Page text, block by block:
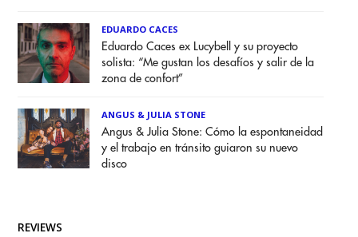
EDUARDO CACES
Eduardo Caces ex Lucybell y su proyecto
solista: “Me gustan los desafíos y salir de la
zona de confort”
ANGUS & JULIA STONE
Angus & Julia Stone: Cómo la espontaneidad
y el trabajo en tránsito guiaron su nuevo
disco
REVIEWS